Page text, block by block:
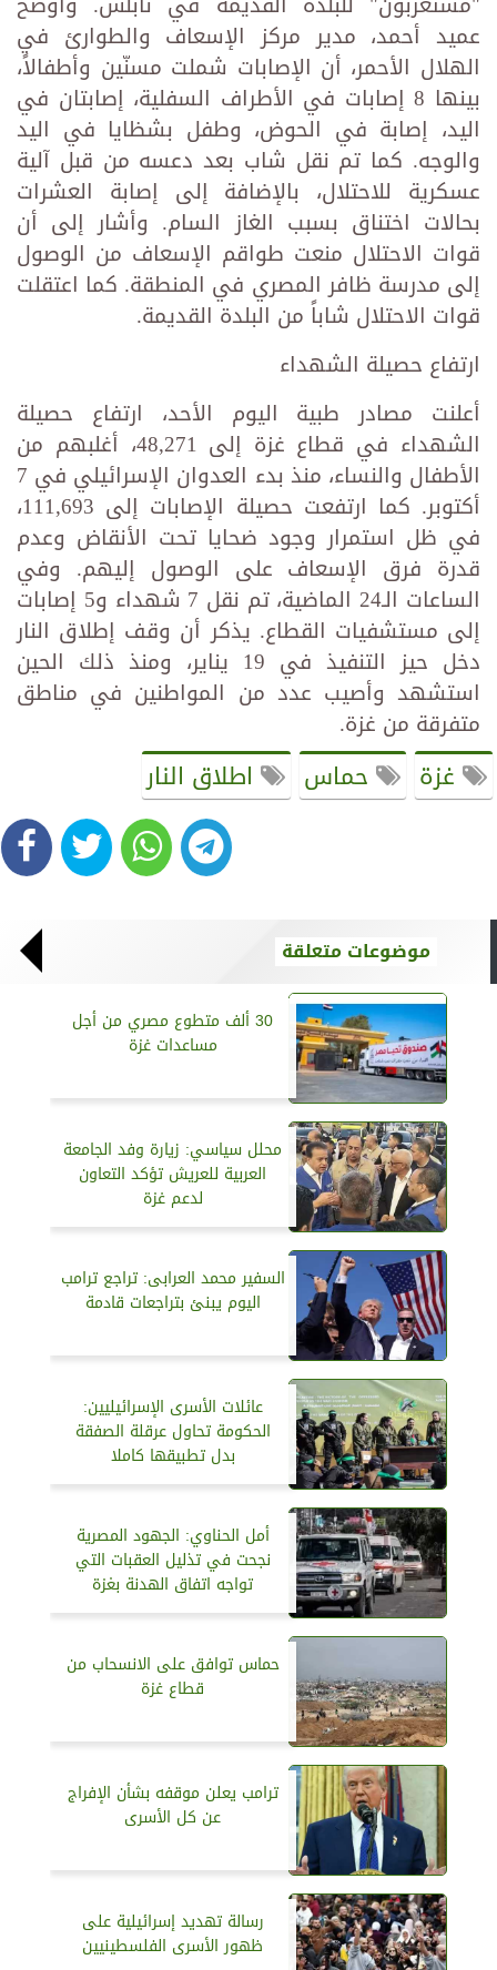
عميد أحمد، مدير مركز الإسعاف والطوارئ في
الهلال الأحمر، أن الإصابات شملت مسنّين وأطفالاً،
بينها 8 إصابات في الأطراف السفلية، إصابتان في
اليد، إصابة في الحوض، وطفل بشظايا في اليد
والوجه. كما تم نقل شاب بعد دعسه من قبل آلية
عسكرية للاحتلال، بالإضافة إلى إصابة العشرات
بحالات اختناق بسبب الغاز السام. وأشار إلى أن
قوات الاحتلال منعت طواقم الإسعاف من الوصول
إلى مدرسة ظافر المصري في المنطقة. كما اعتقلت
قوات الاحتلال شاباً من البلدة القديمة.
ارتفاع حصيلة الشهداء
أعلنت مصادر طبية اليوم الأحد، ارتفاع حصيلة
الشهداء في قطاع غزة إلى 48,271، أغلبهم من
الأطفال والنساء، منذ بدء العدوان الإسرائيلي في 7
أكتوبر. كما ارتفعت حصيلة الإصابات إلى 111,693،
في ظل استمرار وجود ضحايا تحت الأنقاض وعدم
قدرة فرق الإسعاف على الوصول إليهم. وفي
الساعات الـ24 الماضية، تم نقل 7 شهداء و5 إصابات
إلى مستشفيات القطاع. يذكر أن وقف إطلاق النار
دخل حيز التنفيذ في 19 يناير، ومنذ ذلك الحين
استشهد وأصيب عدد من المواطنين في مناطق
متفرقة من غزة.
غزة حماس اطلاق النار
موضوعات متعلقة
30 ألف متطوع مصري من أجل
مساعدات غزة
محلل سياسي: زيارة وفد الجامعة
العربية للعريش تؤكد التعاون
لدعم غزة
السفير محمد العرابى: تراجع ترامب
اليوم يبنئ بتراجعات قادمة
عائلات الأسرى الإسرائيليين:
الحكومة تحاول عرقلة الصفقة
بدل تطبيقها كاملا
أمل الحناوي: الجهود المصرية
نجحت في تذليل العقبات التي
تواجه اتفاق الهدنة بغزة
حماس توافق على الانسحاب من
قطاع غزة
ترامب يعلن موقفه بشأن الإفراج
عن كل الأسرى
رسالة تهديد إسرائيلية على
ظهور الأسرى الفلسطينيين